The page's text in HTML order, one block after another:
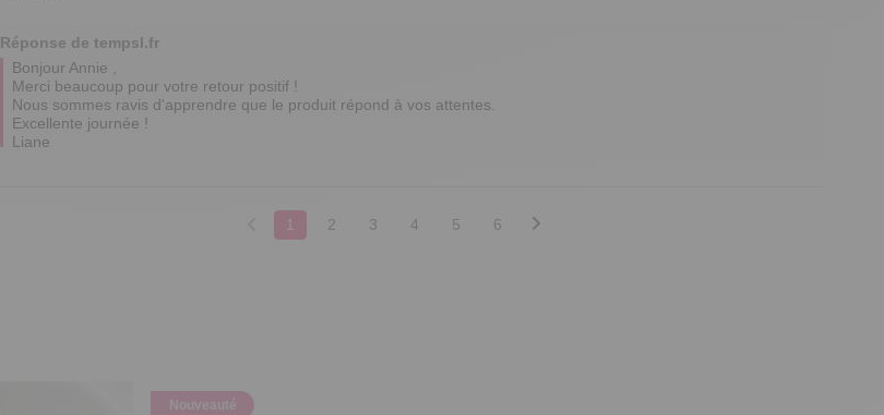
Réponse detempsl.fr
Bonjour Annie ,
Merci beaucoup pour votre retour positif !
Nous sommes ravis d'apprendre que le produit répond à vos attentes.
Excellente journée !
Liane
1 2 3 4 5 6
Nouveauté